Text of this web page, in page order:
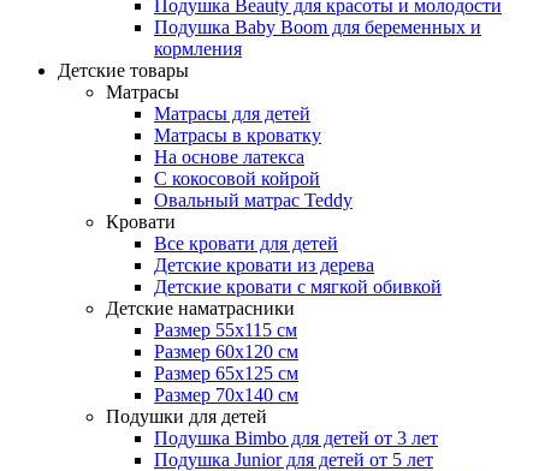
Подушка Beauty для красоты и молодости
Подушка Baby Boom для беременных и
кормления
Детские товары
Матрасы
Матрасы для детей
Матрасы в кроватку
На основе латекса
С кокосовой койрой
Овальный матрас Teddy
Кровати
Все кровати для детей
Детские кровати из дерева
Детские кровати с мягкой обивкой
Детские наматрасники
Размер 55x115 см
Размер 60x120 см
Размер 65x125 см
Размер 70x140 см
Подушки для детей
Подушка Bimbo для детей от 3 лет
Подушка Junior для детей от 5 лет